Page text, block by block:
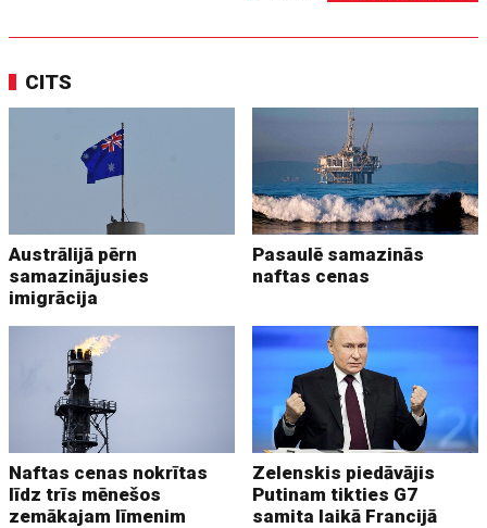
CITS
Austrālijā pērn
samazinājusies
imigrācija
Pasaulē samazinās
naftas cenas
Naftas cenas nokrītas
līdz trīs mēnešos
zemākajam līmenim
Zelenskis piedāvājis
Putinam tikties G7
samita laikā Francijā